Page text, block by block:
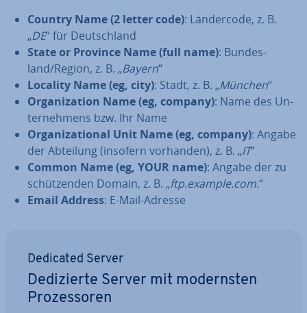
Country Name (2 letter code): Län­der­code, z. B.
„DE“ für Deutsch­land
State or Province Name (full name): Bun­des­
land/Region, z. B. „Bayern“
Locality Name (eg, city): Stadt, z. B. „München“
Or­ga­niza­ti­on Name (eg, company): Name des Un­
ter­neh­mens bzw. Ihr Name
Or­ga­niza­tio­nal Unit Name (eg, company): Angabe
der Abteilung (insofern vorhanden), z. B. „IT“
Common Name (eg, YOUR name): Angabe der zu
schüt­zen­den Domain, z. B. „ftp.example.com.“
Email Address: E-Mail-Adresse
Dedicated Server
De­di­zier­te Server mit mo­derns­ten
Pro­zes­so­ren